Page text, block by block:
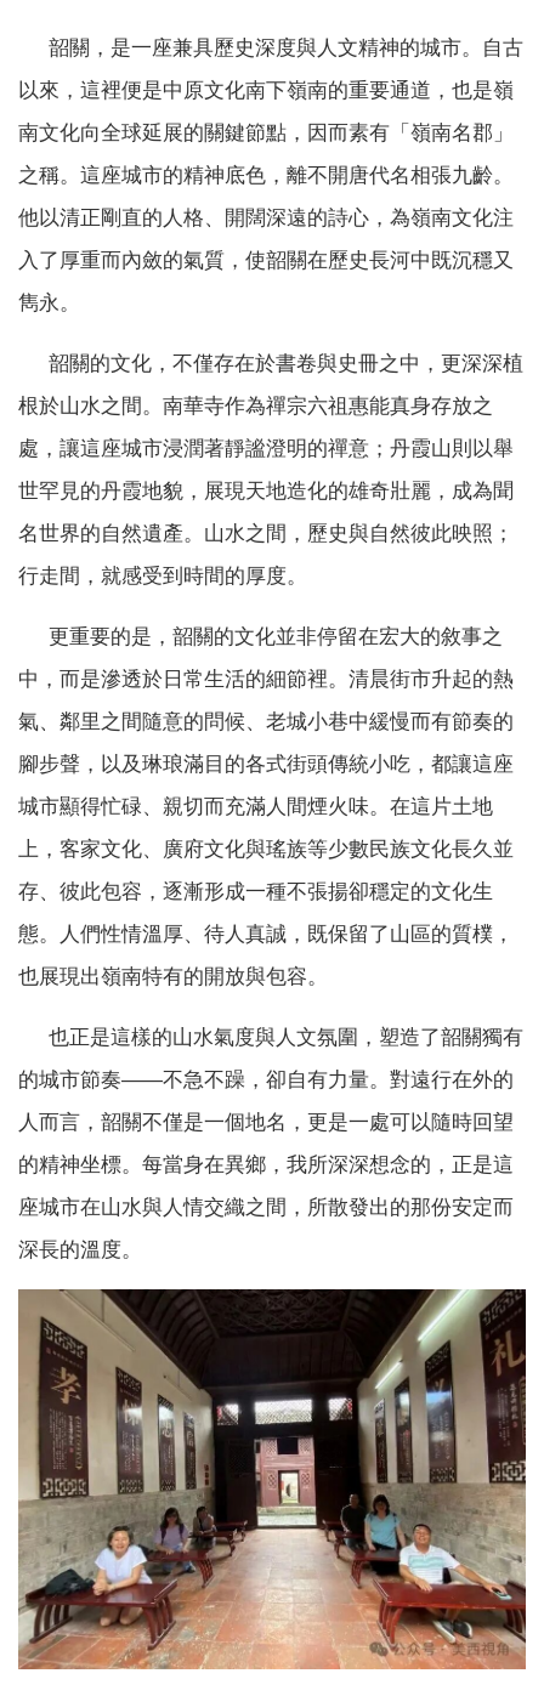
韶關，是一座兼具歷史深度與人文精神的城市。自古
以來，這裡便是中原文化南下嶺南的重要通道，也是嶺
南文化向全球延展的關鍵節點，因而素有「嶺南名郡」
之稱。這座城市的精神底色，離不開唐代名相張九齡。
他以清正剛直的人格、開闊深遠的詩心，為嶺南文化注
入了厚重而內斂的氣質，使韶關在歷史長河中既沉穩又
雋永。
韶關的文化，不僅存在於書卷與史冊之中，更深深植
根於山水之間。南華寺作為禪宗六祖惠能真身存放之
處，讓這座城市浸潤著靜謐澄明的禪意；丹霞山則以舉
世罕見的丹霞地貌，展現天地造化的雄奇壯麗，成為聞
名世界的自然遺產。山水之間，歷史與自然彼此映照；
行走間，就感受到時間的厚度。
更重要的是，韶關的文化並非停留在宏大的敘事之
中，而是滲透於日常生活的細節裡。清晨街市升起的熱
氣、鄰里之間隨意的問候、老城小巷中緩慢而有節奏的
腳步聲，以及琳琅滿目的各式街頭傳統小吃，都讓這座
城市顯得忙碌、親切而充滿人間煙火味。在這片土地
上，客家文化、廣府文化與瑤族等少數民族文化長久並
存、彼此包容，逐漸形成一種不張揚卻穩定的文化生
態。人們性情溫厚、待人真誠，既保留了山區的質樸，
也展現出嶺南特有的開放與包容。
也正是這樣的山水氣度與人文氛圍，塑造了韶關獨有
的城市節奏——不急不躁，卻自有力量。對遠行在外的
人而言，韶關不僅是一個地名，更是一處可以隨時回望
的精神坐標。每當身在異鄉，我所深深想念的，正是這
座城市在山水與人情交織之間，所散發出的那份安定而
深長的溫度。